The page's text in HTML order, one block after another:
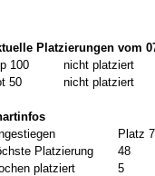
Platzierungen vom
100
nicht platziert
50
nicht platziert
Platz
Platzierung
48
platziert
5